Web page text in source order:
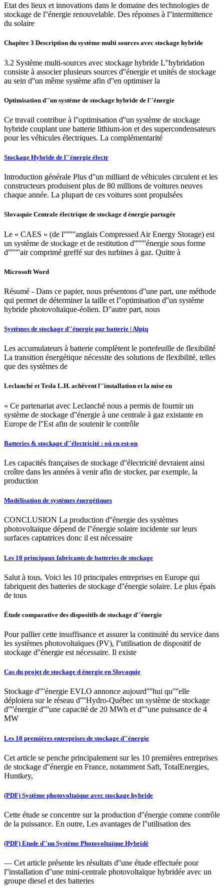
Etat des lieux et innovations dans le domaine des technologies de
stockage de l''énergie renouvelable. Des réponses à l''intermittence
du solaire
Chapitre 3 Description du système multi sources avec stockage hybride
3.2 Système multi-sources avec stockage hybride L''hybridation
consiste à associer plusieurs sources d''énergie et unités de stockage
au sein d''un même système afin d''en optimiser la
Optimisation d''un système de stockage hybride de l''énergie
Ce travail contribue à l''optimisation d''un système de stockage
hybride couplant une batterie lithium-ion et des supercondensateurs
pour les véhicules électriques. La complémentarité
Stockage Hybride de l''énergie électr
Introduction générale Plus d''un milliard de véhicules circulent et les
constructeurs produisent plus de 80 millions de voitures neuves
chaque année. La plupart de ces voitures sont propulsées
Slovaquie Centrale électrique de stockage d énergie partagée
Le « CAES » (de l''''''''anglais Compressed Air Energy Storage) est
un système de stockage et de restitution d''''''''énergie sous forme
d''''''''air comprimé greffé sur des turbines à gaz. Quitte à
Microsoft Word
Résumé - Dans ce papier, nous présentons d''une part, une méthode
qui permet de déterminer la taille et l''optimisation d''un système
hybride photovoltaïque-éolien. D''autre part, nous
Systèmes de stockage d''énergie par batterie | Alpiq
Les accumulateurs à batterie complètent le portefeuille de flexibilité
La transition énergétique nécessite des solutions de flexibilité, telles
que des systèmes de
Leclanché et Tesla L.H. achèvent l''installation et la mise en
« Ce partenariat avec Leclanché nous a permis de fournir un
système de stockage d''énergie à une centrale à gaz existante en
Europe de l''Est afin de soutenir le contrôle
Batteries & stockage d''électricité : où en est-on
Les capacités françaises de stockage d''électricité devraient ainsi
croître dans les années à venir afin de stocker, par exemple, la
production
Modélisation de systèmes énergétiques
CONCLUSION La production d''énergie des systèmes
photovoltaïque dépend de l''énergie solaire incidente sur leurs
surfaces captatrices donc il est nécessaire
Les 10 principaux fabricants de batteries de stockage
Salut à tous. Voici les 10 principales entreprises en Europe qui
fabriquent des batteries de stockage d''énergie solaire. Le plus épais
de tous
Étude comparative des dispositifs de stockage d''énergie
Pour pallier cette insuffisance et assurer la continuité du service dans
les systèmes photovoltaïques (PV), l''utilisation de dispositif de
stockage d''énergie est nécessaire. Il existe
Cas du projet de stockage d énergie en Slovaquie
Stockage d''''énergie EVLO annonce aujourd''''hui qu''''elle
déploiera sur le réseau d''''Hydro-Québec un système de stockage
d''''énergie d''''une capacité de 20 MWh et d''''une puissance de 4
MW
Les 10 premières entreprises de stockage d''énergie
Cet article se penche principalement sur les 10 premières entreprises
de stockage d''énergie en France, notamment Saft, TotalEnergies,
Huntkey,
(PDF) Système photovoltaïque avec stockage hybride
Cette étude se concentre sur la production d''énergie comme contrôle
de la puissance. En outre, Les avantages de l''utilisation des
(PDF) Etude d''un Système Photovoltaïque Hybridé
— Cet article présente les résultats d''une étude effectuée pour
l''installation d''une mini-centrale photovoltaïque hybridée avec un
groupe diesel et des batteries